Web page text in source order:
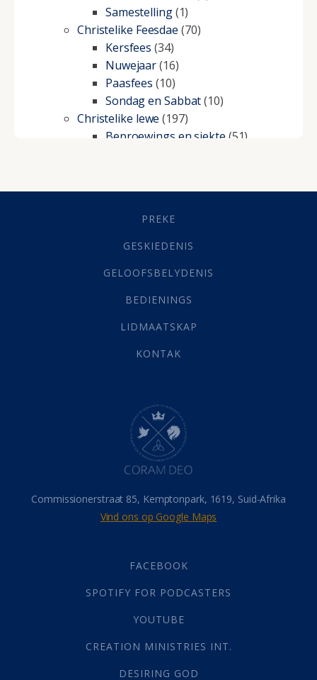
Samestelling(1)
Christelike Feesdae (70)
Kersfees (34)
Nuwejaar(16)
Paasfees (10)
Sondag en Sabbat(10)
Christelike lewe (197)
Beproewings en siekte (51)
Geestelike Groei(10)
(21)
Grys Areas(4)
Lewensdoel(3)
Selfondersoek(1)
Werk(22)
(142)
Hemel (31)
Israel (14)
Millennium(1)
Oordeelsdag(19)
Verheerlikte liggaam
Wederkoms
(27)
Gebed(87)
Die Onse Vader(12)
God(392)
Afgode(23)
Almag(1)
Alomteenwoordig
PREKE
GESKIEDENIS
GELOOFSBELYDENIS
BEDIENINGS
LIDMAATSKAP
KONTAK
Commissionerstraat 85, Kemptonpark, 1619, Suid-Afrika
Vind ons op Google Maps
FACEBOOK
SPOTIFY FOR PODCASTERS
YOUTUBE
CREATION MINISTRIES INT.
DESIRING GOD